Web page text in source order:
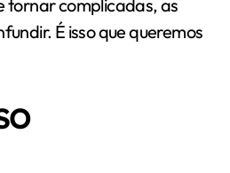
tornar complicadas, as
É isso que queremos